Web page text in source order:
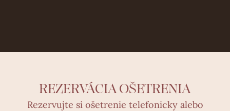
REZERVÁCIA OŠETRENIA
Rezervujte si ošetrenie telefonicky alebo